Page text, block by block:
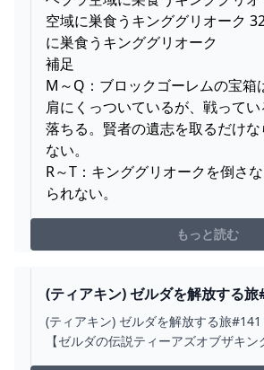
空域に巣食うキンググリオーク
に巣食うキンググリオーク
補足
M～Q：ブロックゴーレムの宝箱
肩にくっついているが、戦って
落ちる。賢者の遺志を取るだけ
ない。
R～T：キンググリオークを倒さ
られない。
もっと読む
(ティアキン) ゼルダを解放する旅
探し 【ゼルダの伝説ティーアズオ
】 - ニコニコ動画
(ティアキン) ゼルダを解放する旅
【ゼルダの伝説ティーアズオブザキ